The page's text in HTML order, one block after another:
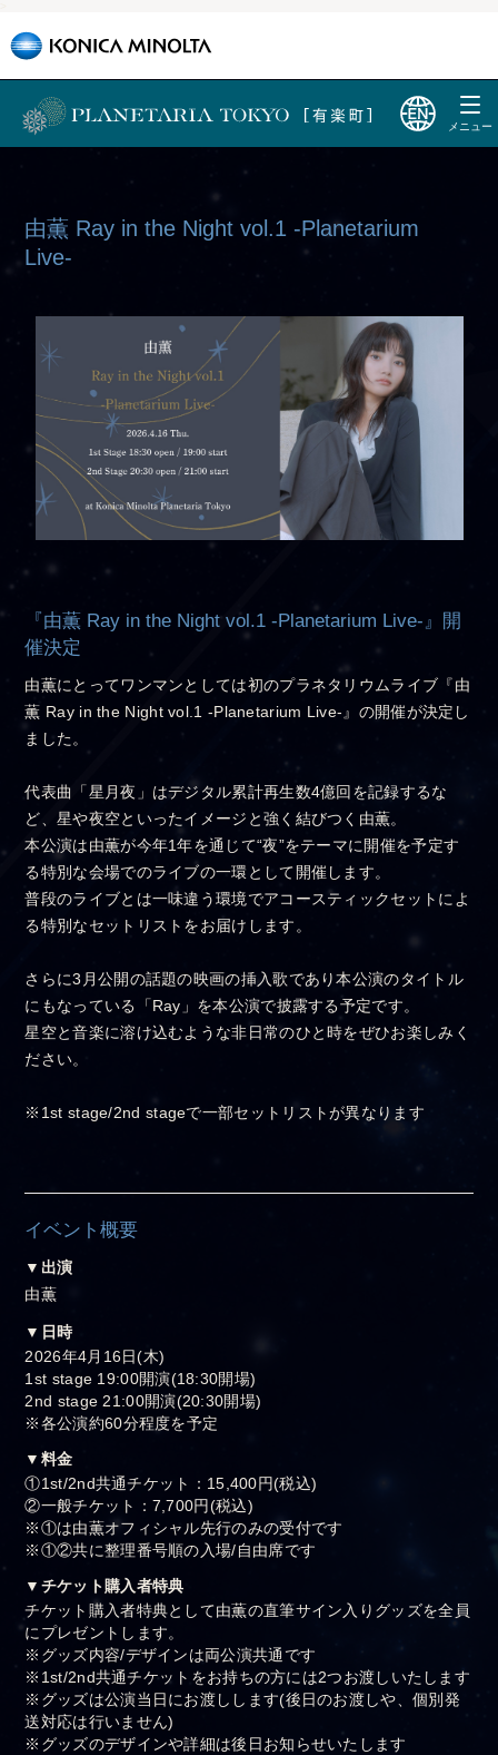
由薫 Ray in the Night vol.1 -Planetarium
Live-
『由薫 Ray in the Night vol.1 -Planetarium Live-』開
催決定
由薫にとってワンマンとしては初のプラネタリウムライブ『由
薫 Ray in the Night vol.1 -Planetarium Live-』の開催が決定し
ました。
代表曲「星月夜」はデジタル累計再生数4億回を記録するな
ど、星や夜空といったイメージと強く結びつく由薫。
本公演は由薫が今年1年を通じて“夜”をテーマに開催を予定す
る特別な会場でのライブの一環として開催します。
普段のライブとは一味違う環境でアコースティックセットによ
る特別なセットリストをお届けします。
さらに3月公開の話題の映画の挿入歌であり本公演のタイトル
にもなっている「Ray」を本公演で披露する予定です。
星空と音楽に溶け込むような非日常のひと時をぜひお楽しみく
ださい。
※1st stage/2nd stageで一部セットリストが異なります
イベント概要
▼出演
由薫
▼日時
2026年4月16日(木)
1st stage 19:00開演(18:30開場)
2nd stage 21:00開演(20:30開場)
※各公演約60分程度を予定
▼料金
①1st/2nd共通チケット：15,400円(税込)
②一般チケット：7,700円(税込)
※①は由薫オフィシャル先行のみの受付です
※①②共に整理番号順の入場/自由席です
▼チケット購入者特典
チケット購入者特典として由薫の直筆サイン入りグッズを全員
にプレゼントします。
※グッズ内容/デザインは両公演共通です
※1st/2nd共通チケットをお持ちの方には2つお渡しいたします
※グッズは公演当日にお渡しします(後日のお渡しや、個別発
送対応は行いません)
※グッズのデザインや詳細は後日お知らせいたします